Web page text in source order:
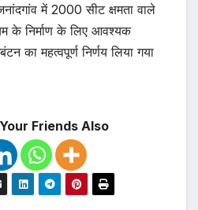
में 2000 सीट क्षमता वाले
के निर्माण के लिए आवश्यक
का महत्वपूर्ण निर्णय लिया गया
Friends Also